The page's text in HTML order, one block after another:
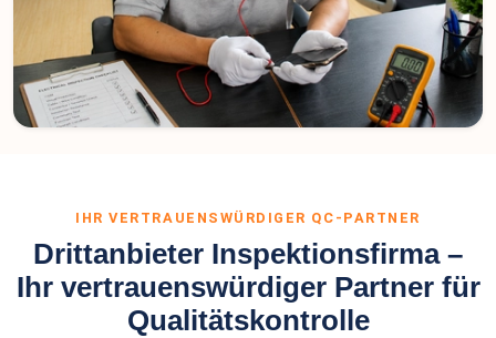
IHR VERTRAUENSWÜRDIGER QC-PARTNER
Drittanbieter Inspektionsfirma –
Ihr vertrauenswürdiger Partner für
Qualitätskontrolle